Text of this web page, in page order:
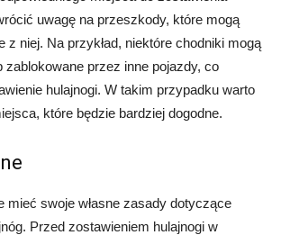
uwagę na przeszkody, które mogą
z niej. Na przykład, niektóre chodniki mogą
zablokowane przez inne pojazdy, co
hulajnogi. W takim przypadku warto
które będzie bardziej dogodne.
mieć swoje własne zasady dotyczące
Przed zostawieniem hulajnogi w